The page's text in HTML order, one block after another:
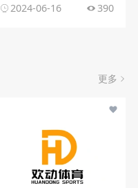
2024-06-16 390
更多